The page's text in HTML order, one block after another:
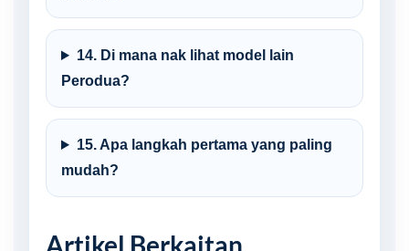
14. Di mana nak lihat model lain
Perodua?
15. Apa langkah pertama yang paling
mudah?
Artikel Berkaitan